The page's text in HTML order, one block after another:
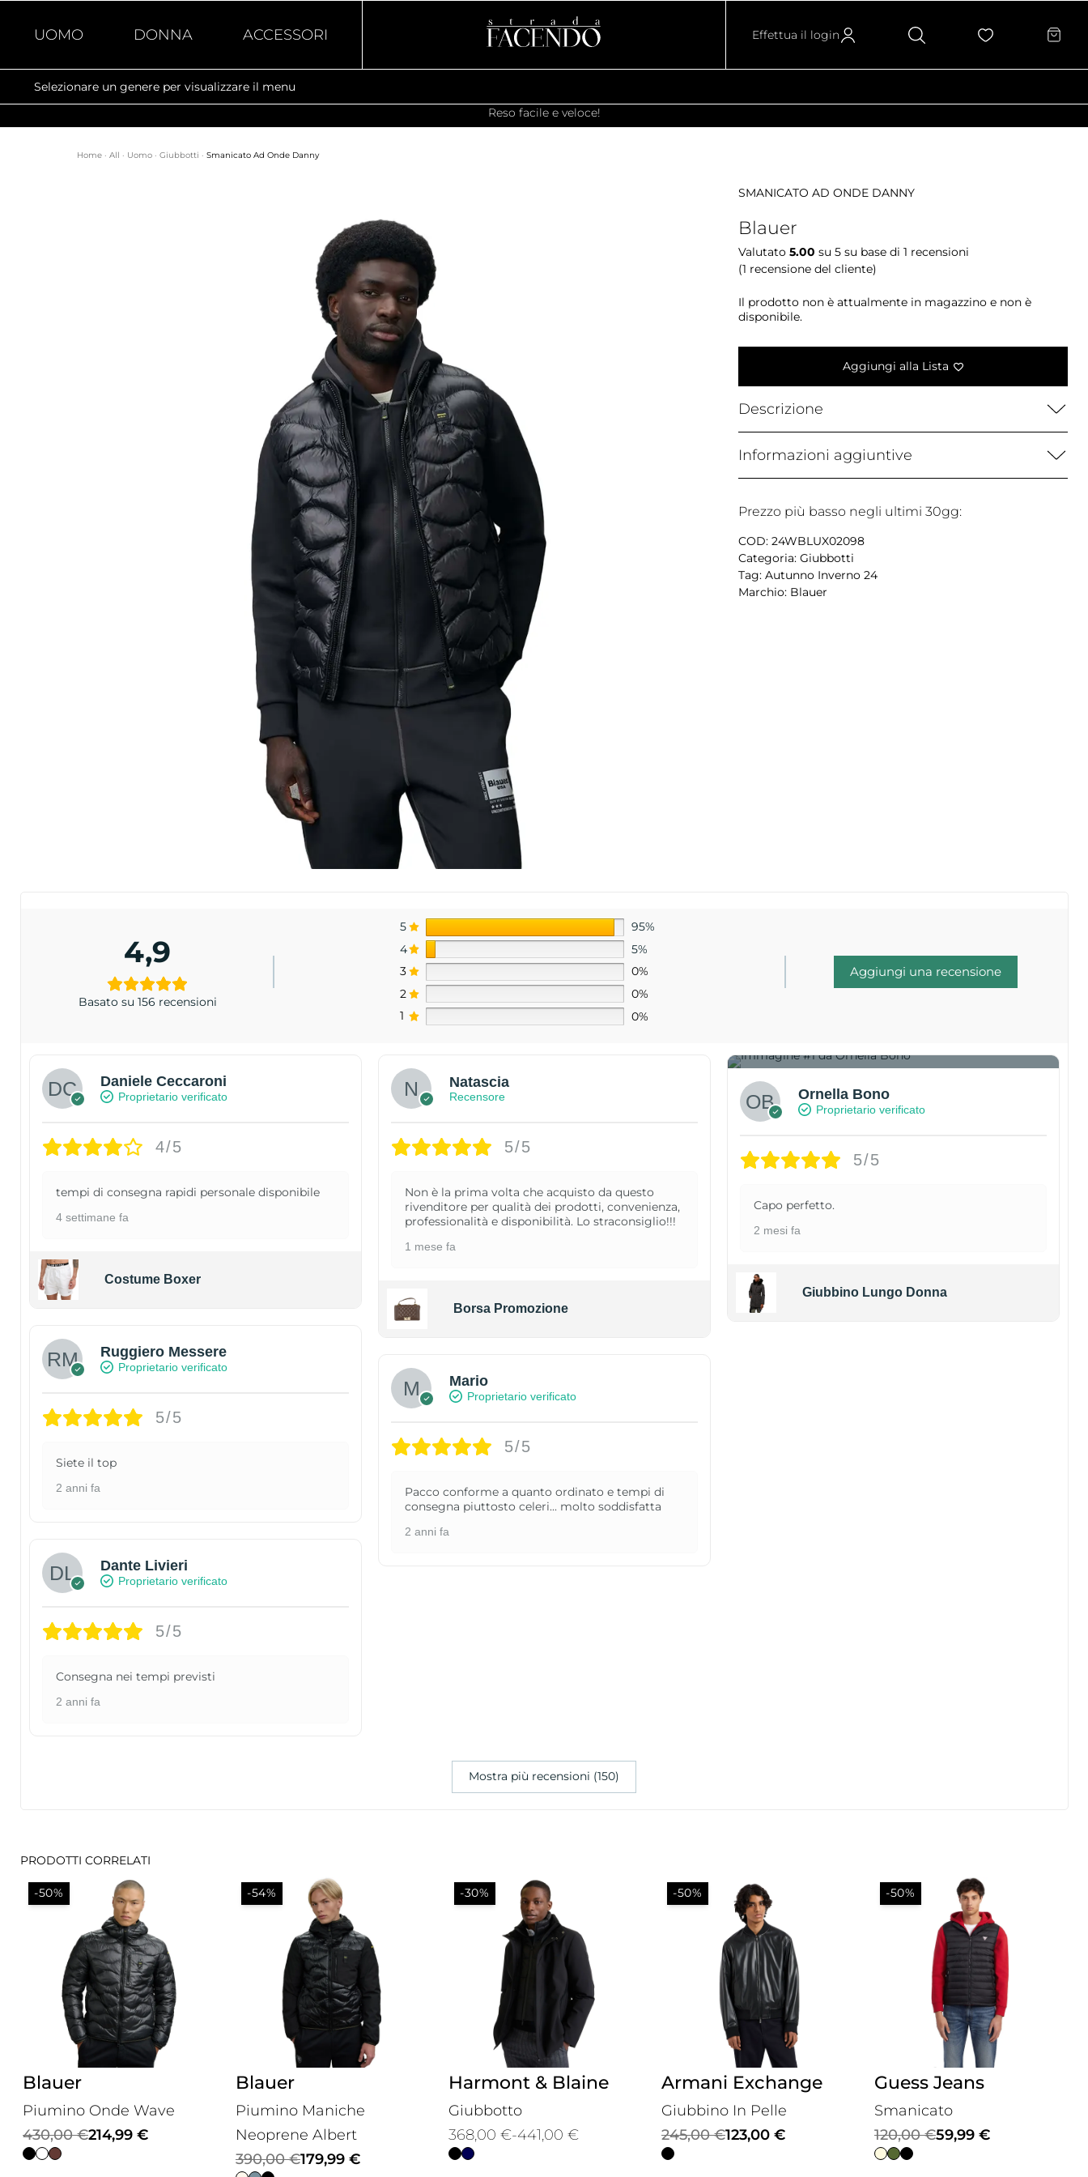
UOMO DONNA ACCESSORI Effettua il login
Selezionare un genere per visualizzare il menu
Reso facile e veloce!
Home · All · Uomo · Giubbotti · Smanicato Ad Onde Danny
SMANICATO AD ONDE DANNY
Blauer
Valutato5.00 su 5 su base di1 recensioni
(1 recensione del cliente)
Il prodotto non è attualmente in magazzino e non è
disponibile.
Aggiungi alla Lista
Descrizione
Informazioni aggiuntive
Prezzo più basso negli ultimi 30gg:
COD:24WBLUX02098
Categoria:Giubbotti
Tag:Autunno Inverno 24
Marchio: Blauer
4,9
Basato su 156 recensioni
5
95%
4
5%
3
0%
2
0%
1
0%
Aggiungi una recensione
Daniele Ceccaroni
Proprietario verificato
4/5
tempi di consegna rapidi personale disponibile
4 settimane fa
Costume Boxer
Ruggiero Messere
Proprietario verificato
5/5
Siete il top
2 anni fa
Dante Livieri
Proprietario verificato
5/5
Consegna nei tempi previsti
2 anni fa
Natascia
Recensore
5/5
Non è la prima volta che acquisto da questo
rivenditore per qualità dei prodotti, convenienza,
professionalità e disponibilità. Lo straconsiglio!!!
1 mese fa
Borsa Promozione
Mario
Proprietario verificato
5/5
Pacco conforme a quanto ordinato e tempi di
consegna piuttosto celeri... molto soddisfatta
2 anni fa
Ornella Bono
Proprietario verificato
5/5
Capo perfetto.
2 mesi fa
Giubbino Lungo Donna
Mostra più recensioni (150)
PRODOTTI CORRELATI
-50%
Blauer
Piumino Onde Wave
430,00€
Il
prezzo
214,99 €
Il
prezzo
-54%
Blauer
Piumino Maniche
Neoprene Albert
390,00€
Il
179,99 €
Il
-30%
Harmont & Blaine
Giubbotto
368,00 €-441,00 €
Fascia
di
-50%
Armani Exchange
Giubbino In Pelle
245,00€
Il
prezzo
123,00 €
Il
prezzo
-50%
Guess Jeans
Smanicato
120,00€
Il
prezzo
59,99 €
Il
prezzo